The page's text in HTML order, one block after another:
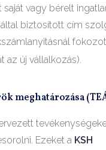
vagy bérelt
biztosított cím
az új vállalkozás)
meghatározása
Ezeket a KSH